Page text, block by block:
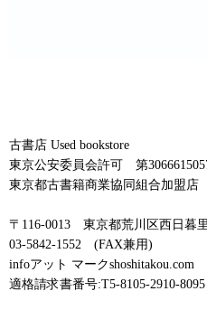
古書店 Used bookstore
東京公安委員会許可 第
東京都古書籍商業協同組合加盟店
〒116-0013 東京都荒川区西日暮
03-5842-1552 (FAX兼用)
infoアット マークshoshitakou.com
適格請求書番号:T5-8105-2910-8095